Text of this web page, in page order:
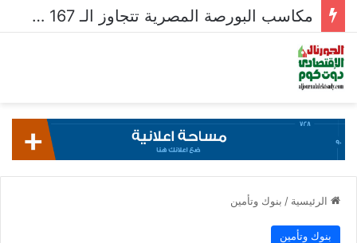
مكاسب البورصة المصرية تتجاوز الـ 167 مليار جنيه خلال أسبوع
الرئيسية / بنوك وتأمين
بنوك وتأمين